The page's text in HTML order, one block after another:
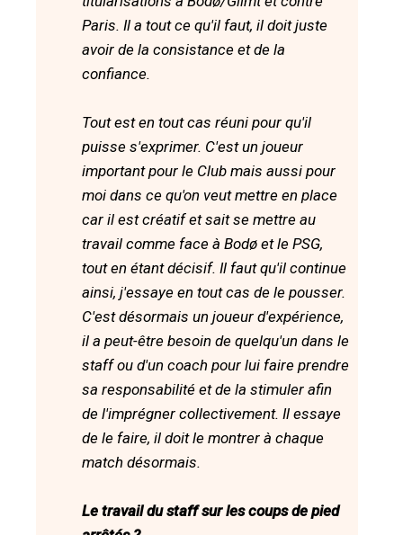
Paris. Il a tout ce qu'il faut, il doit juste
avoir de la consistance et de la
confiance.
Tout est en tout cas réuni pour qu'il
puisse s'exprimer. C'est un joueur
important pour le Club mais aussi pour
moi dans ce qu'on veut mettre en place
car il est créatif et sait se mettre au
travail comme face à Bodø et le PSG,
tout en étant décisif. Il faut qu'il continue
ainsi, j'essaye en tout cas de le pousser.
C'est désormais un joueur d'expérience,
il a peut-être besoin de quelqu'un dans le
staff ou d'un coach pour lui faire prendre
sa responsabilité et de la stimuler afin
de l'imprégner collectivement. Il essaye
de le faire, il doit le montrer à chaque
match désormais.
Le travail du staff sur les coups de pied